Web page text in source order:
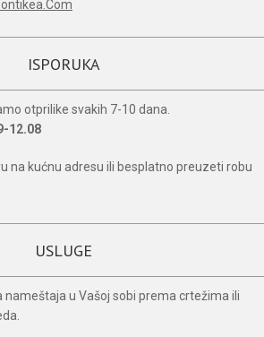
ISPORUKA
otprilike svakih 7-10 dana.
12.08
na kućnu adresu ili besplatno preuzeti robu
USLUGE
nameštaja u Vašoj sobi prema crtežima ili